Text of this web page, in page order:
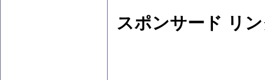
スポンサード リ